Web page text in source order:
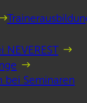
bei Seminaren